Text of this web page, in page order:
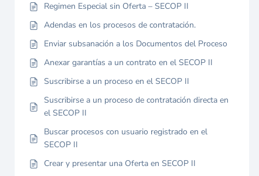
Regimen Especial sin Oferta – SECOP II
Adendas en los procesos de contratación.
Enviar subsanación a los Documentos del Proceso
Anexar garantías a un contrato en el SECOP II
Suscribirse a un proceso en el SECOP II
Suscribirse a un proceso de contratación directa en
el SECOP II
Buscar procesos con usuario registrado en el
SECOP II
Crear y presentar una Oferta en SECOP II